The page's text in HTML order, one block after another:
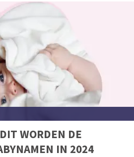
WORDEN DE
IN 2024